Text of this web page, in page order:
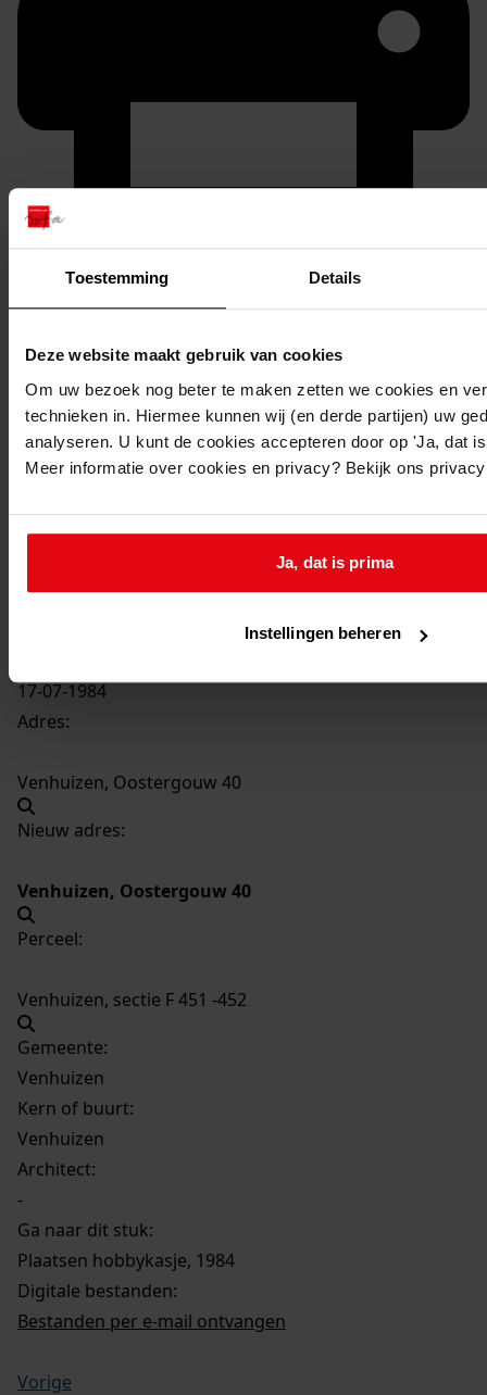
Toestemming Details
Deze website maakt gebruik van cookies
Om uw bezoek nog beter te maken zetten we cookies en
technieken in. Hiermee kunnen wij (en derde partijen) uw
analyseren. U kunt de cookies accepteren door op 'Ja, dat
Meer informatie over cookies en privacy? Bekijk ons
Ja, dat is prima
Instellingen beheren
duurzaam webadres
Inventaris
Oostergouw
3899Plaatsen hobbykasje, 1984
Datering:
Beschrijving:
17-07-1984
Adres:
Venhuizen, Oostergouw 40
Nieuw adres:
Venhuizen, Oostergouw 40
Perceel:
Venhuizen, sectie F 451 -452
Gemeente:
Venhuizen
Kern of buurt:
Venhuizen
Architect:
-
Ga naar dit stuk:
Plaatsen hobbykasje, 1984
Digitale bestanden:
Bestanden per e-mail ontvangen
Vorige